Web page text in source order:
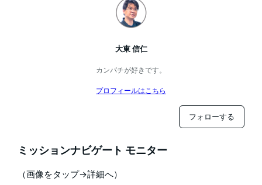
大東 信仁
カンパチが好きです。
プロフィールはこちら
フォローする
ミッションナビゲート モニター
（画像をタップ→詳細へ）